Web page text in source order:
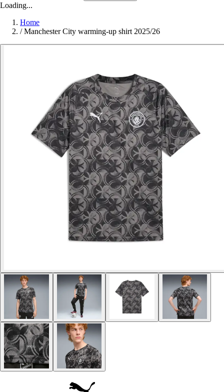
Loading...
Home
/ Manchester City warming-up shirt 2025/26